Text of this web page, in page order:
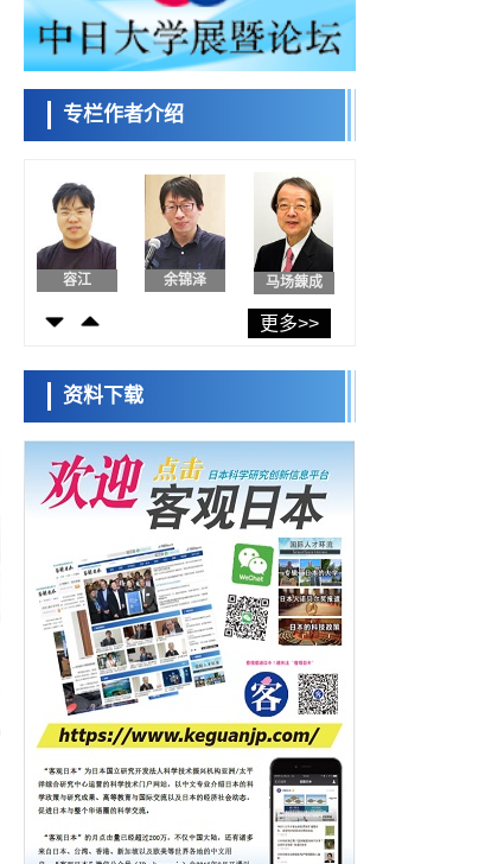
【JST事业成果】开发低成本与低功耗的新型
AI处理器
科学研究
东海大与东北大阐明炎症迁延的生理机制，
治疗
科学研究
理研发现产生调节性T细胞的细胞操作方法，
政策
日本企业的研发投资应转向新技术领域——
大和综研呼吁摆脱“中等技术国家陷阱”
科学研究
【JST事业成果】开发将激光加工速度提高
100万倍的新技术
【AI法下篇】如何应对AI的不可控性——中
科学研究
日本学术会议：为保持土壤健康应采取哪些
措施？探讨土壤保护与强化的具体对策
大阪大学开发基于水氢键网络的温度预测新
方法，AI从分子排列信息中高精度解读
经济・社会
【AI法上篇】如何对“将人生交给AI”保持危机
感——中央大学平野晋教授专访
科学研究
庆应义塾大学阐明脑内“游击手”小胶质细胞包
裹保护受损神经细胞的机制，有望用于开发
阿尔茨海默病等疾病疗法
科学研究
【JST事业成果】开发将激光加工速度提高
100万倍的新技术
经济・社会
【AI法下篇】如何应对AI的不可控性——中
央大学平野晋教授专访
科学研究
日本学术会议：为保持土壤健康应采取哪些
措施？探讨土壤保护与强化的具体对策
科学研究
大阪大学开发基于水氢键网络的温度预测新
专栏作者介绍
小岩井忠道 泷川 进
容江 余锦泽 马场錬成
日本科学未
流员
泷川 进 戴维
更多>>
资料下载